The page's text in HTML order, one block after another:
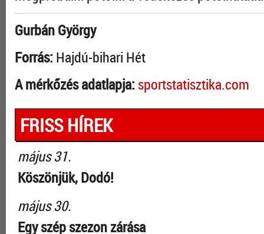
Gurbán György
Forrás: Hajdú-bihari Hét
A mérkőzés adatlapja:sportstatisztika.com
FRISS HÍREK
május 31.
Köszönjük, Dodó!
május 30.
Egy szép szezon zárása